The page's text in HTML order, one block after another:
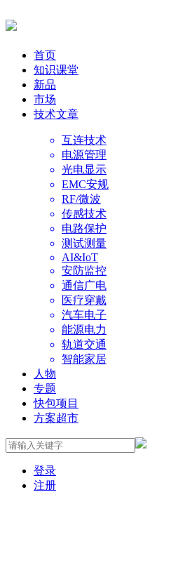
首页
知识课堂
新品
市场
技术文章
互连技术
电源管理
光电显示
EMC安规
RF/微波
传感技术
电路保护
测试测量
AI&IoT
安防监控
通信广电
医疗穿戴
汽车电子
能源电力
轨道交通
智能家居
人物
专题
快包项目
方案超市
登录
注册